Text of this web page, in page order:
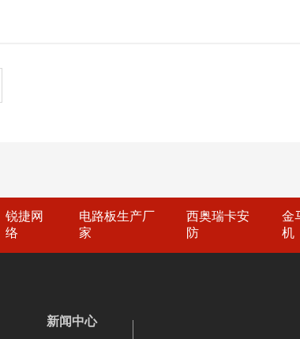
锐捷网
络
电路板生产厂
家
西奥瑞卡安
防
金
机
新闻中心